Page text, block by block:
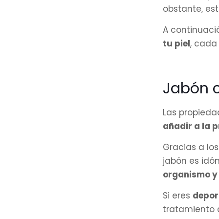
obstante,
A
tu piel,
Jabón
Las
añadir a la
Gracias a
jabón es
organismo
Si eres
tratamiento